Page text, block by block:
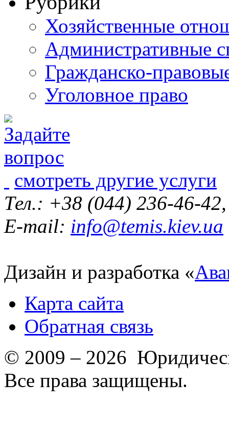
Хозяйственные
Административные
Гражданско-
Уголовное право
смотреть другие услуги
Тел.: +38 (044) 236-46-
E-mail: info@temis.kiev.ua
Дизайн и разработка «
Карта сайта
Обратная связь
© 2009 – 2026
Все права защищены.